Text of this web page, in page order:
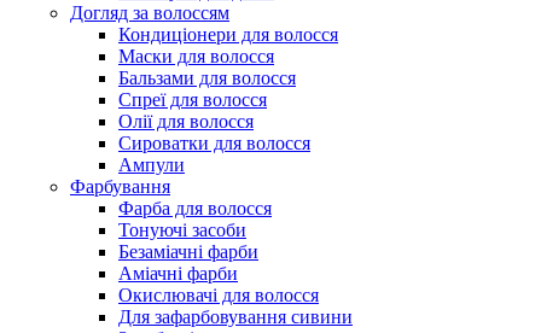
Догляд за волоссям
Кондиціонери для волосся
Маски для волосся
Бальзами для волосся
Спреї для волосся
Олії для волосся
Сироватки для волосся
Ампули
Фарбування
Фарба для волосся
Тонуючі засоби
Безаміачні фарби
Аміачні фарби
Окислювачі для волосся
Для зафарбовування сивини